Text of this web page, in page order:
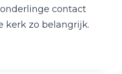
contact
kerk zo belangrijk.